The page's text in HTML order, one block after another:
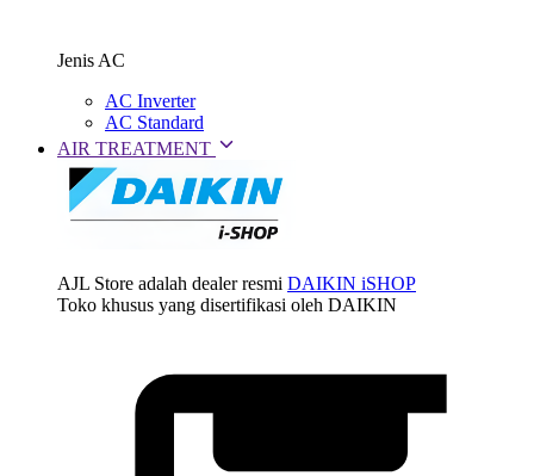
Jenis AC
AC Inverter
AC Standard
AIR TREATMENT
AJL Store adalah dealer resmi DAIKIN iSHOP
Toko khusus yang disertifikasi oleh DAIKIN